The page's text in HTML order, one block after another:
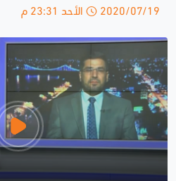
2020/07/19 الأحد 23:31 م